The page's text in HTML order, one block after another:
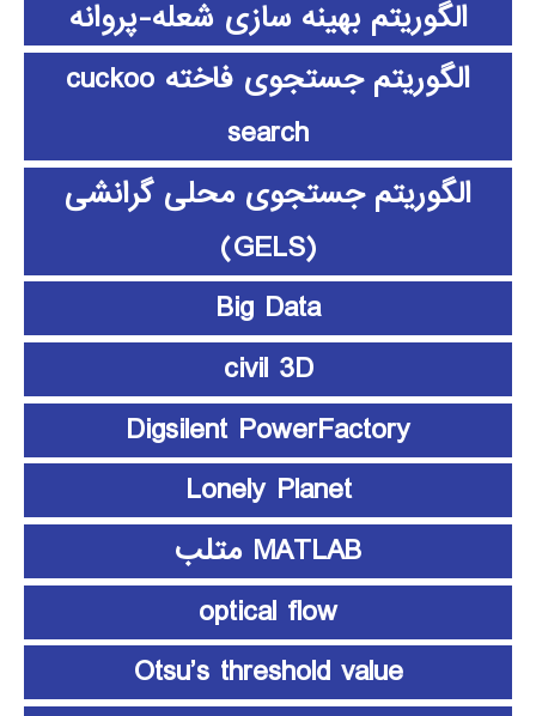
الگوریتم بهینه سازی شعله-پروانه
الگوریتم جستجوی فاخته cuckoo
search
الگوریتم جستجوی محلی گرانشی
(GELS)
Big Data
civil 3D
Digsilent PowerFactory
Lonely Planet
MATLAB متلب
optical flow
Otsu’s threshold value